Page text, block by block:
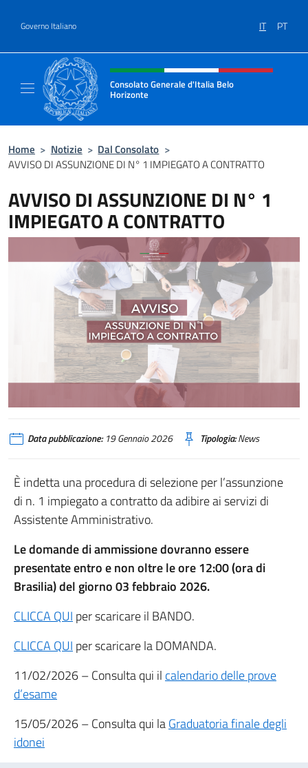
Governo Italiano IT PT
Intestazione sito, social e menù
Consolato Generale d'Italia Belo
Horizonte
Home > Notizie > Dal Consolato >
AVVISO DI ASSUNZIONE DI N° 1 IMPIEGATO A CONTRATTO
AVVISO DI ASSUNZIONE DI N° 1
IMPIEGATO A CONTRATTO
Data pubblicazione:19 Gennaio 2026 Tipologia:News
È indetta una procedura di selezione per l’assunzione
di n. 1 impiegato a contratto da adibire ai servizi di
Assistente Amministrativo.
Le domande di ammissione dovranno essere
presentate entro e non oltre le ore 12:00 (ora di
Brasilia) del giorno 03 febbraio 2026.
CLICCA QUI per scaricare il BANDO.
CLICCA QUI per scaricare la DOMANDA.
11/02/2026 – Consulta qui il calendario delle prove
d’esame
15/05/2026 – Consulta qui laGraduatoria finale degli
idonei